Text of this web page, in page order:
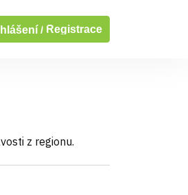
/ Registrace
z regionu.